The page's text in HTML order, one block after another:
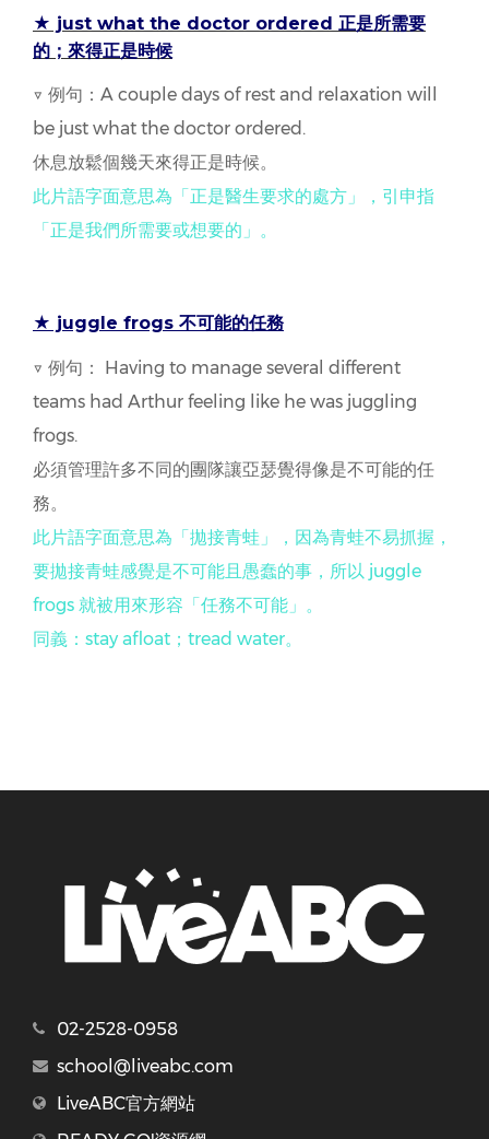
★ just what the doctor ordered 正是所需要
的；來得正是時候
▽ 例句：A couple days of rest and relaxation will
be just what the doctor ordered.
休息放鬆個幾天來得正是時候。
此片語字面意思為「正是醫生要求的處方」，引申指
「正是我們所需要或想要的」。
★ juggle frogs 不可能的任務
▽ 例句： Having to manage several different
teams had Arthur feeling like he was juggling
frogs.
必須管理許多不同的團隊讓亞瑟覺得像是不可能的任
務。
此片語字面意思為「拋接青蛙」，因為青蛙不易抓握，
要拋接青蛙感覺是不可能且愚蠢的事，所以 juggle
frogs 就被用來形容「任務不可能」。
同義：stay afloat；tread water。
02-2528-0958
school@liveabc.com
LiveABC官方網站